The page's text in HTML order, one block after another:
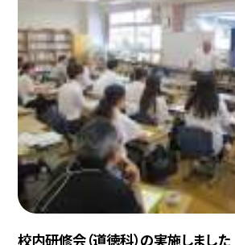
校内研修会（道徳科）の実施しました